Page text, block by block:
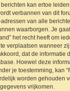
kan ertoe
verbannen van dit
van alle
waarborgen. Je
het recht heeft om
verplaatsen wanneer
dat de informatie
Hoewel deze
je toestemming, kan
worden gehouden
vrijkomen.